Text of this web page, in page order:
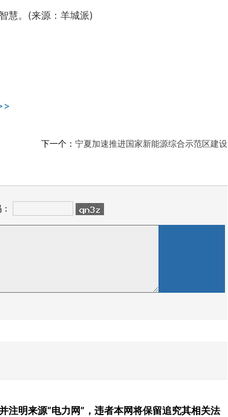
慧。(来源：羊城派)
下一个： 宁夏加速推进国家新能源综合示范区建设
注明来源“电力网”，违者本网将保留追究其相关法